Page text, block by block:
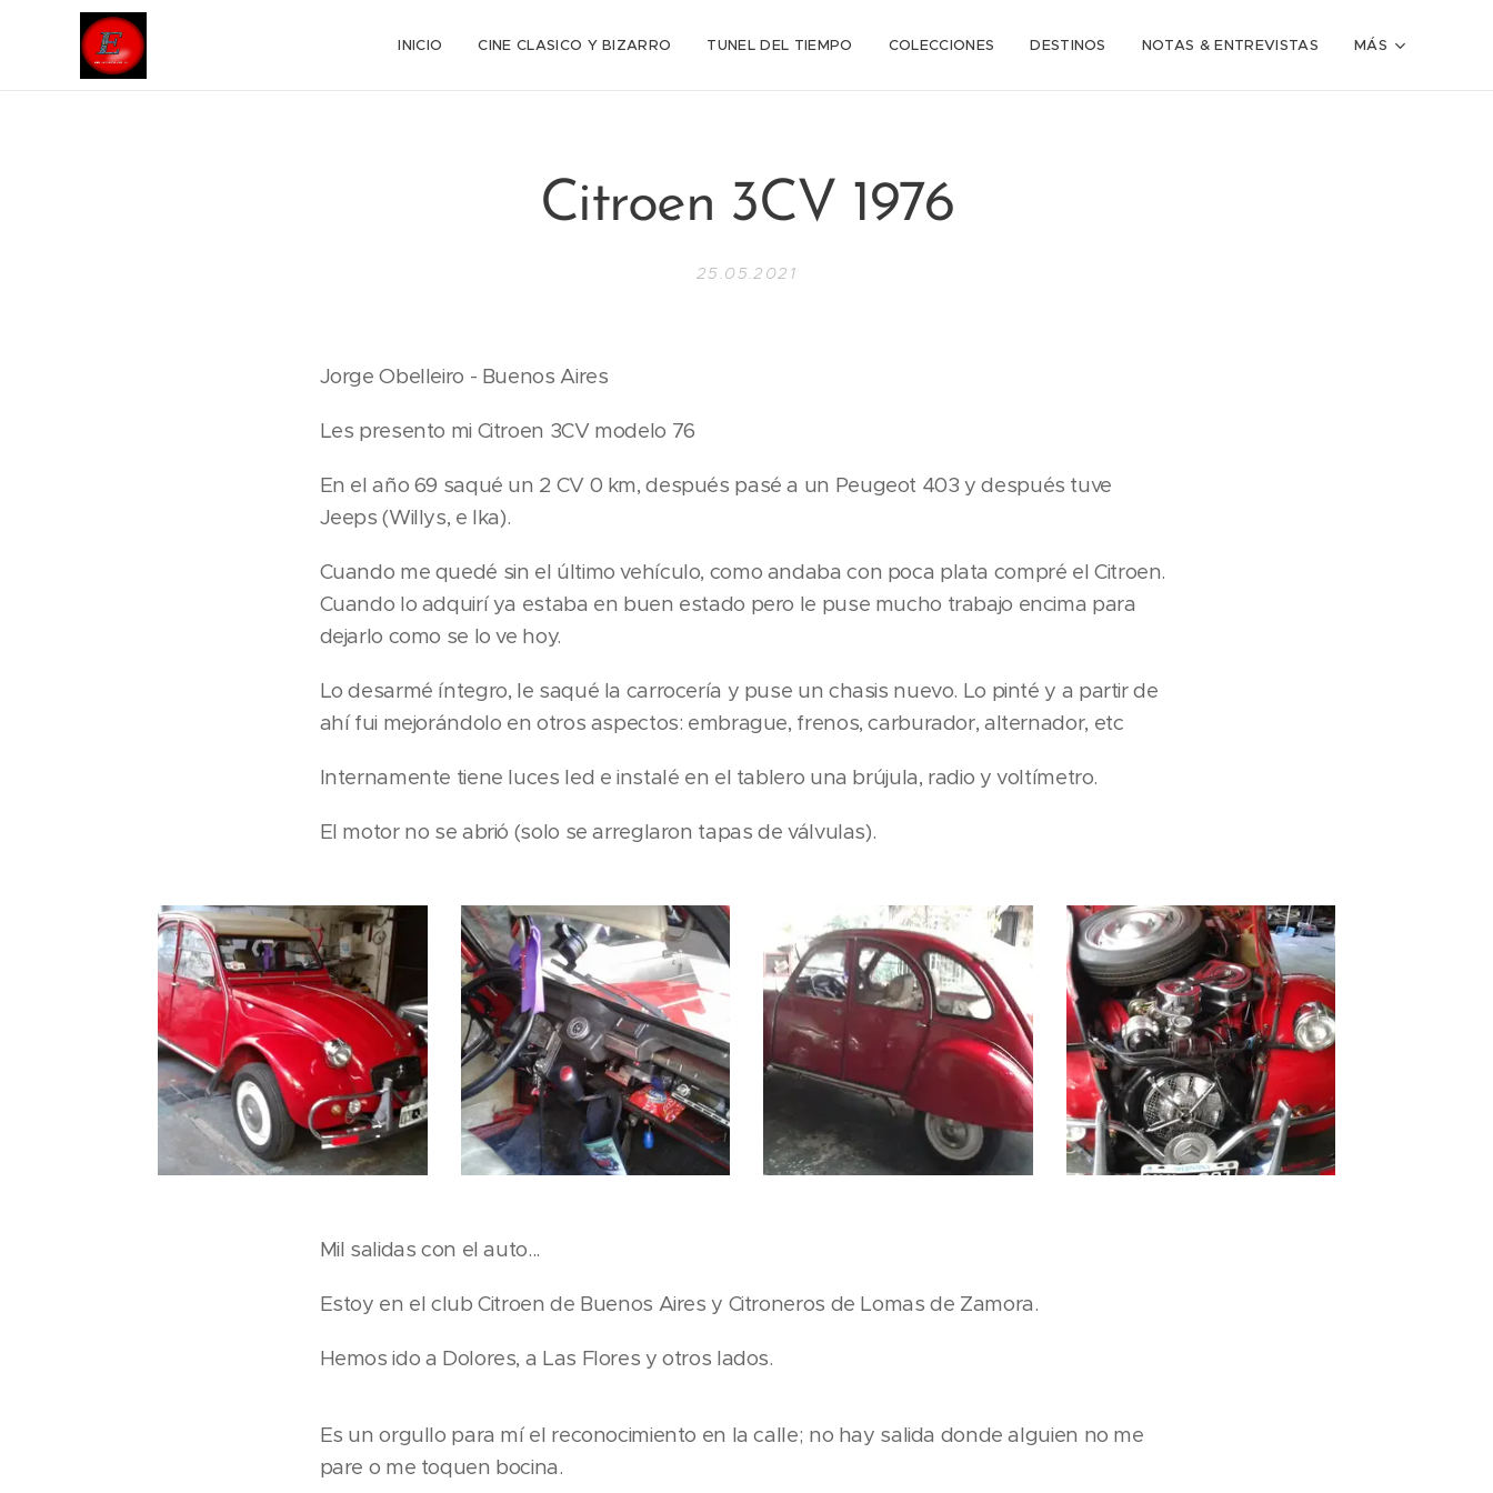
INICIO CINE CLASICO Y BIZARRO TUNEL DEL TIEMPO COLECCIONES DESTINOS NOTAS & ENTREVISTAS MÁS
Citroen 3CV 1976
25.05.2021
Jorge Obelleiro - Buenos Aires
Les presento mi Citroen 3CV modelo 76
En el año 69 saqué un 2 CV 0 km, después pasé a un Peugeot 403 y después tuve
Jeeps (Willys, e Ika).
Cuando me quedé sin el último vehículo, como andaba con poca plata compré el Citroen.
Cuando lo adquirí ya estaba en buen estado pero le puse mucho trabajo encima para
dejarlo como se lo ve hoy.
Lo desarmé íntegro, le saqué la carrocería y puse un chasis nuevo. Lo pinté y a partir de
ahí fui mejorándolo en otros aspectos: embrague, frenos, carburador, alternador, etc
Internamente tiene luces led e instalé en el tablero una brújula, radio y voltímetro.
El motor no se abrió (solo se arreglaron tapas de válvulas).
Mil salidas con el auto...
Estoy en el club Citroen de Buenos Aires y Citroneros de Lomas de Zamora.
Hemos ido a Dolores, a Las Flores y otros lados.
Es un orgullo para mí el reconocimiento en la calle; no hay salida donde alguien no me
pare o me toquen bocina.